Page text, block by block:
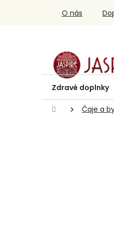
O nás
Zdravé doplnky
DomovČaje a